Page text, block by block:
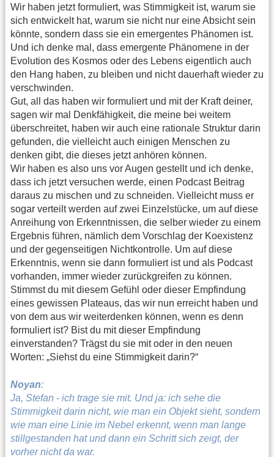
Wir haben jetzt formuliert, was Stimmigkeit ist, warum sie
sich entwickelt hat, warum sie nicht nur eine Absicht sein
könnte, sondern dass sie ein emergentes Phänomen ist.
Und ich denke mal, dass emergente Phänomene in der
Evolution des Kosmos oder des Lebens eigentlich auch
den Hang haben, zu bleiben und nicht dauerhaft wieder zu
verschwinden.
Gut, all das haben wir formuliert und mit der Kraft deiner,
sagen wir mal Denkfähigkeit, die meine bei weitem
überschreitet, haben wir auch eine rationale Struktur darin
gefunden, die vielleicht auch einigen Menschen zu
denken gibt, die dieses jetzt anhören können.
Wir haben es also uns vor Augen gestellt und ich denke,
dass ich jetzt versuchen werde, einen Podcast Beitrag
daraus zu mischen und zu schneiden. Vielleicht muss er
sogar verteilt werden auf zwei Einzelstücke, um auf diese
Anreihung von Erkenntnissen, die selber wieder zu einem
Ergebnis führen, nämlich dem Vorschlag der Koexistenz
und der gegenseitigen Nichtkontrolle. Um auf diese
Erkenntnis, wenn sie dann formuliert ist und als Podcast
vorhanden, immer wieder zurückgreifen zu können.
Stimmst du mit diesem Gefühl oder dieser Empfindung
eines gewissen Plateaus, das wir nun erreicht haben und
von dem aus wir weiterdenken können, wenn es denn
formuliert ist? Bist du mit dieser Empfindung
einverstanden? Trägst du sie mit oder in den neuen
Worten: „Siehst du eine Stimmigkeit darin?“
Noyan:
Ja, Stefan - ich trage sie mit. Und ja: ich sehe die
Stimmigkeit darin nicht, wie man ein Objekt sieht, sondern
wie man eine Linie im Nebel erkennt, wenn man lange
stillgestanden hat und dann ein Schritt sich zeigt, der
vorher nicht da war.